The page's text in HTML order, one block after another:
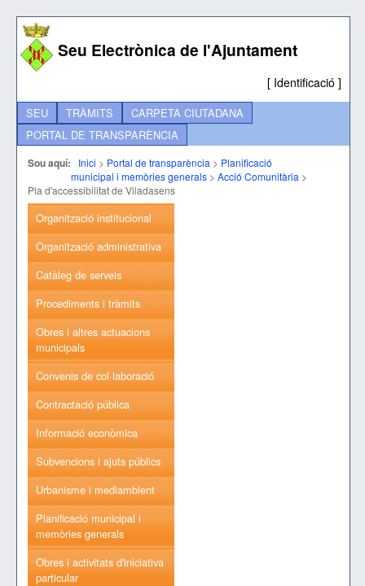
Seu Electrònica de l'Ajuntament
[ Identificació ]
SEU TRÀMITS
CARPETA CIUTADANA
PORTAL DE TRANSPARÈNCIA
Sou aquí: Inici > Portal de transparència > Planificació
municipal i memòries generals > Acció Comunitària >
Pla d'accessibilitat de Viladasens
Organització institucional
Organització administrativa
Catàleg de serveis
Procediments i tràmits
Obres i altres actuacions
municipals
Convenis de col·laboració
Contractació pública
Informació econòmica
Subvencions i ajuts públics
Urbanisme i mediambient
Planificació municipal i
memòries generals
Obres i activitats d'iniciativa
particular